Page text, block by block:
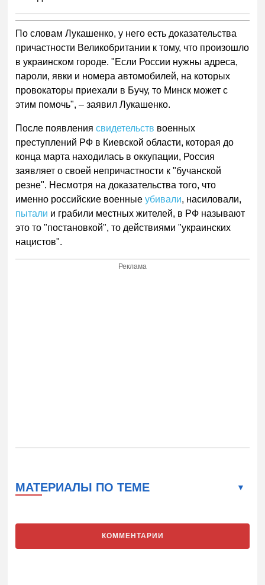
По словам Лукашенко, у него есть доказательства
причастности Великобритании к тому, что произошло
в украинском городе. "Если России нужны адреса,
пароли, явки и номера автомобилей, на которых
провокаторы приехали в Бучу, то Минск может с
этим помочь", – заявил Лукашенко.
После появлениясвидетельств военных
преступлений РФ в Киевской области, которая до
конца марта находилась в оккупации, Россия
заявляет о своей непричастности к "бучанской
резне". Несмотря на доказательства того, что
именно российские военныеубивали, насиловали,
пытали и грабили местных жителей, в РФ называют
это то "постановкой", то действиями "украинских
нацистов".
Реклама
МАТЕРИАЛЫ ПО ТЕМЕ
КОММЕНТАРИИ